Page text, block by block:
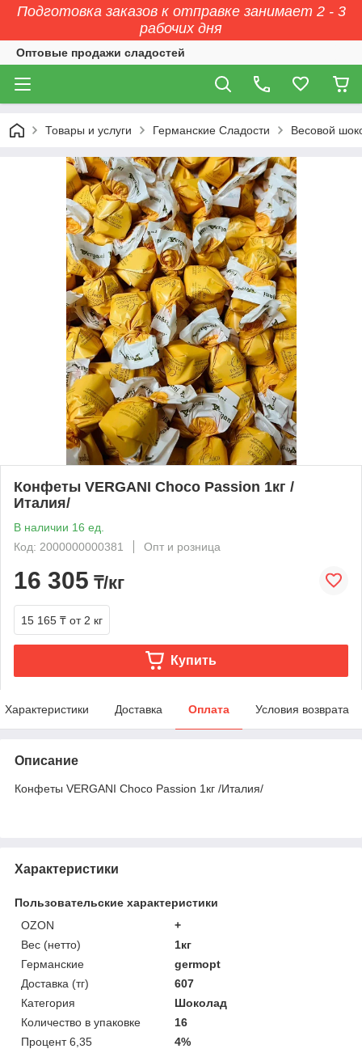
Подготовка заказов к отправке занимает 2 - 3
рабочих дня
Оптовые продажи сладостей
Товары и услуги Германские Сладости Весовой
Конфеты VERGANI Choco Passion 1кг /
Италия/
В наличии 16 ед.
Код: 2000000000381
Опт и розница
16 305 ₸/кг
15 165 ₸ от 2 кг
Купить
Характеристики Доставка Оплата Условия возврата
Описание
Конфеты VERGANI Choco Passion 1кг /Италия/
Характеристики
Пользовательские характеристики
OZON
+
Вес (нетто)
1кг
Германские
germopt
Доставка (тг)
607
Категория
Шоколад
Количество в упаковке
16
Процент 6,35
4%